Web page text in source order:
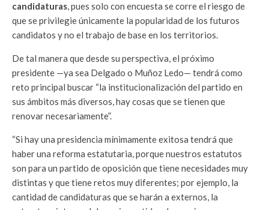
candidaturas, pues solo con encuesta se corre el riesgo de
que se privilegie únicamente la popularidad de los futuros
candidatos y no el trabajo de base en los territorios.
De tal manera que desde su perspectiva, el próximo
presidente —ya sea Delgado o Muñoz Ledo— tendrá como
reto principal buscar “la institucionalización del partido en
sus ámbitos más diversos, hay cosas que se tienen que
renovar necesariamente”.
“Si hay una presidencia mínimamente exitosa tendrá que
haber una reforma estatutaria, porque nuestros estatutos
son para un partido de oposición que tiene necesidades muy
distintas y que tiene retos muy diferentes; por ejemplo, la
cantidad de candidaturas que se harán a externos, la